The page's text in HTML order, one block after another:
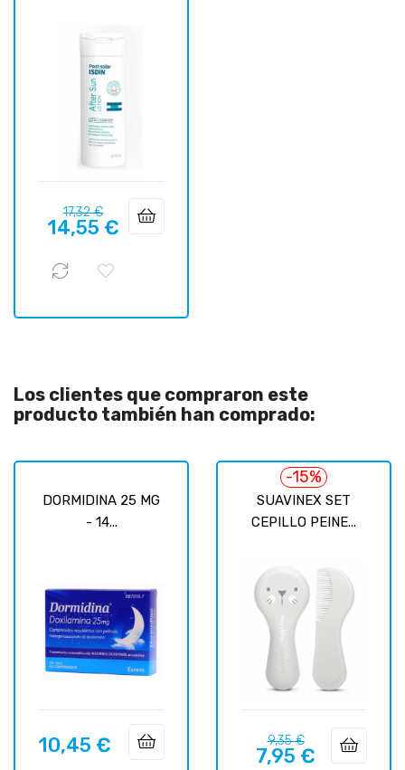
Precio
regular
17,32 €Precio
14,55 €
Los clientes que compraron este
producto también han comprado:
DORMIDINA 25 MG
- 14...
Precio
10,45 €
SUAVINEX SET
CEPILLO PEINE...
-15%
Precio
regular
9,35 €Precio
7,95 €